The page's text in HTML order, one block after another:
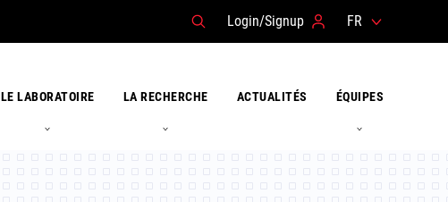
Login/Signup FR
LE LABORATOIRE LA RECHERCHE ACTUALITÉS ÉQUIPES